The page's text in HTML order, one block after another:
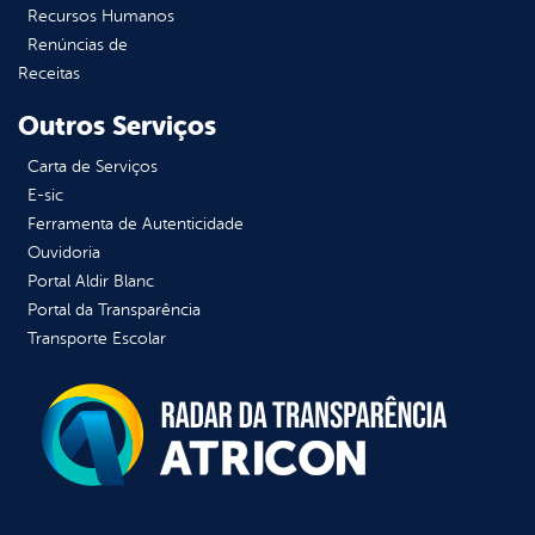
Recursos Humanos
Renúncias de
Receitas
Outros Serviços
Carta de Serviços
E-sic
Ferramenta de Autenticidade
Ouvidoria
Portal Aldir Blanc
Portal da Transparência
Transporte Escolar